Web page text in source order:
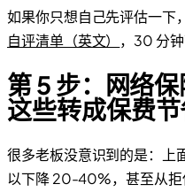
如果你只想自己先评估一下
自评清单（英文） ，30 分钟
第 5 步：网络
这些转成保费
很多老板没意识到的是：上
以下降 20-40%，甚至从拒